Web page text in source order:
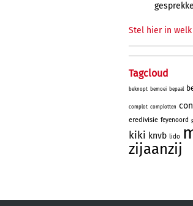
Stel hier in
Tagcloud
beknopt bemoei bepaal
complot complotten
eredivisie feyenoord
kiki knvb lido
zijaanzij